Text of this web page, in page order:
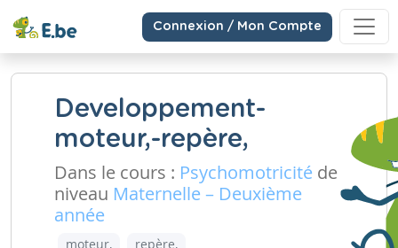
Connexion / Mon Compte
Developpement-
moteur,-repère,
Dans le cours : Psychomotricité de
niveau Maternelle – Deuxième
année
moteur,
repère,